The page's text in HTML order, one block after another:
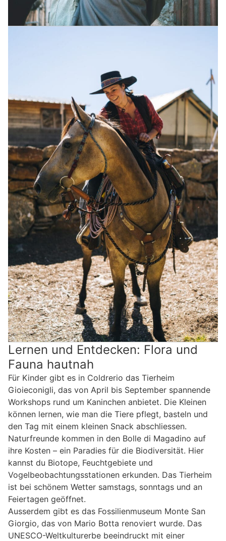
Lernen und Entdecken: Flora und
Fauna hautnah
Für Kinder gibt es in Coldrerio das Tierheim
Gioieconigli, das von April bis September spannende
Workshops rund um Kaninchen anbietet. Die Kleinen
können lernen, wie man die Tiere pflegt, basteln und
den Tag mit einem kleinen Snack abschliessen.
Naturfreunde kommen in den Bolle di Magadino auf
ihre Kosten – ein Paradies für die Biodiversität. Hier
kannst du Biotope, Feuchtgebiete und
Vogelbeobachtungsstationen erkunden. Das Tierheim
ist bei schönem Wetter samstags, sonntags und an
Feiertagen geöffnet.
Ausserdem gibt es das Fossilienmuseum Monte San
Giorgio, das von Mario Botta renoviert wurde. Das
UNESCO-Weltkulturerbe beeindruckt mit einer